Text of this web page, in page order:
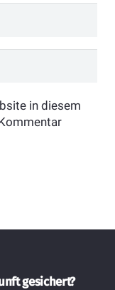
in diesem
gesichert?